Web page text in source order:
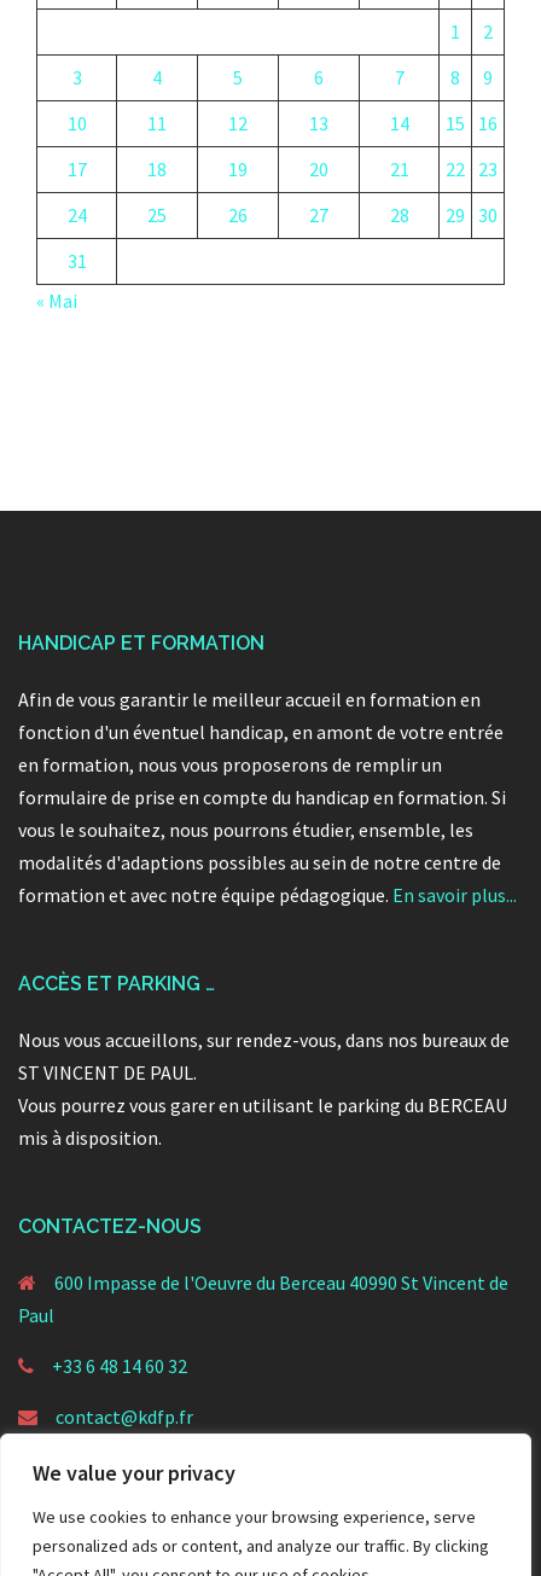
We value your privacy
We use cookies to enhance your browsing experience, serve
personalized ads or content, and analyze our traffic. By clicking
1
2
3
4 5 6 7 8
9
10
11 12 13 14 15
16
17
18 19 20 21 22 23
24
25 26 27 28 29 30
31
« Mai
HANDICAP ET FORMATION
Afin de vous garantir le meilleur accueil en formation en
fonction d'un éventuel handicap, en amont de votre entrée
en formation, nous vous proposerons de remplir un
formulaire de prise en compte du handicap en formation. Si
vous le souhaitez, nous pourrons étudier, ensemble, les
modalités d'adaptions possibles au sein de notre centre de
formation et avec notre équipe pédagogique. En savoir plus...
ACCÈS ET PARKING …
Nous vous accueillons, sur rendez-vous, dans nos bureaux de
ST VINCENT DE PAUL.
Vous pourrez vous garer en utilisant le parking du BERCEAU
mis à disposition.
CONTACTEZ-NOUS
600 Impasse de l'Oeuvre du Berceau 40990 St Vincent de
Paul
+33 6 48 14 60 32
contact@kdfp.fr